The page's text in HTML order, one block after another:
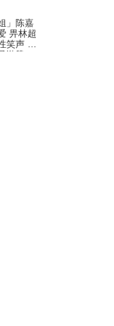
」陈嘉
声 自
激赞